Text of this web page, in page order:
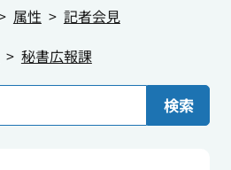
属性
記者会見
秘書広報課
検索